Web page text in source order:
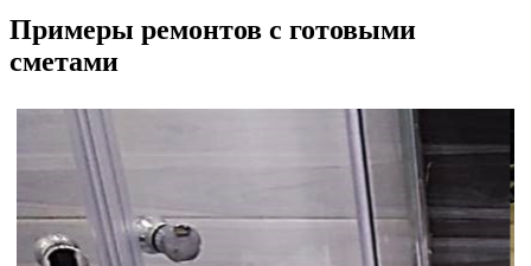
Примеры ремонтов с готовыми
сметами